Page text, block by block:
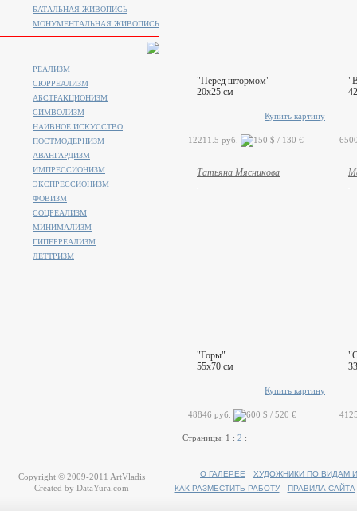
"Перед штормом"
20x25 см
Купить картину
12211.5 руб.
Татьяна Мясникова
"Горы"
55x70 см
Купить картину
48846 руб.
Страницы: 1 : 2 :
БАТАЛЬНАЯ ЖИВОПИСЬ
МОНУМЕНТАЛЬНАЯ ЖИВОПИСЬ
РЕАЛИЗМ
СЮРРЕАЛИЗМ
АБСТРАКЦИОНИЗМ
СИМВОЛИЗМ
НАИВНОЕ ИСКУССТВО
ПОСТМОДЕРНИЗМ
АВАНГАРДИЗМ
ИМПРЕССИОНИЗМ
ЭКСПРЕССИОНИЗМ
ФОВИЗМ
СОЦРЕАЛИЗМ
МИНИМАЛИЗМ
ГИПЕРРЕАЛИЗМ
ЛЕТТРИЗМ
О ГАЛЕРЕЕ
ХУДОЖНИКИ ПО ВИДАМ
КАК РАЗМЕСТИТЬ РАБОТУ
ПРАВИЛА САЙТА
Copyright © 2009-2011 ArtVladis
Created by DataYura.com